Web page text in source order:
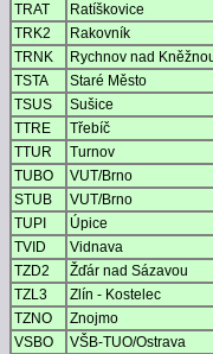
TRAT
Ratíškovice
TRK2
Rakovník
TRNK
Rychnov nad
TSTA
Staré Město
TSUS
Sušice
TTRE
Třebíč
TTUR
Turnov
TUBO
VUT/Brno
STUB
VUT/Brno
TUPI
Úpice
TVID
Vidnava
TZD2
Žďár nad Sázavou
TZL3
Zlín - Kostelec
TZNO
Znojmo
VSBO
VŠB-TUO/Ostrava